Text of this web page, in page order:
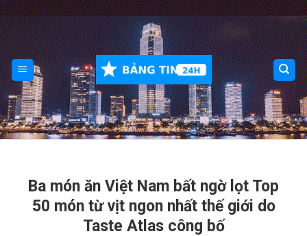
Skip
to
content
Ba món ăn Việt Nam bất ngờ lọt Top
50 món từ vịt ngon nhất thế giới do
Taste Atlas công bố